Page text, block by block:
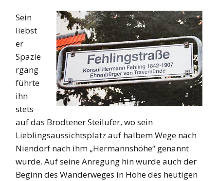
Sein
liebst
er
Spazie
rgang
führte
ihn
stets
auf das Brodtener Steilufer, wo sein
Lieblingsaussichtsplatz auf halbem Wege nach
Niendorf nach ihm „Hermannshöhe“ genannt
wurde. Auf seine Anregung hin wurde auch der
Beginn des Wanderweges in Höhe des heutigen